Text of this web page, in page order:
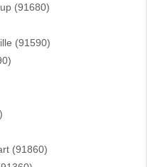
(91680)
(91590)
(91860)